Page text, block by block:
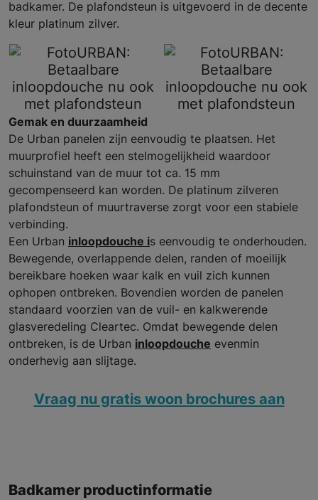
badkamer. De plafondsteun is uitgevoerd in de decente
kleur platinum zilver.
Gemak en duurzaamheid
De Urban panelen zijn eenvoudig te plaatsen. Het
muurprofiel heeft een stelmogelijkheid waardoor
schuinstand van de muur tot ca. 15 mm
gecompenseerd kan worden. De platinum zilveren
plafondsteun of muurtraverse zorgt voor een stabiele
verbinding.
Een Urban inloopdouche is eenvoudig te onderhouden.
Bewegende, overlappende delen, randen of moeilijk
bereikbare hoeken waar kalk en vuil zich kunnen
ophopen ontbreken. Bovendien worden de panelen
standaard voorzien van de vuil- en kalkwerende
glasveredeling Cleartec. Omdat bewegende delen
ontbreken, is de Urban inloopdouche evenmin
onderhevig aan slijtage.
Vraag nu gratis woon brochures aan
Badkamer productinformatie